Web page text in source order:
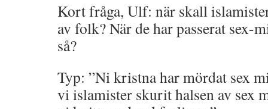
Kort fråga, Ulf: när skall
av folk? När de har passerat sex-
så?
Typ: ”Ni kristna har mördat sex
vi islamister skurit halsen av sex